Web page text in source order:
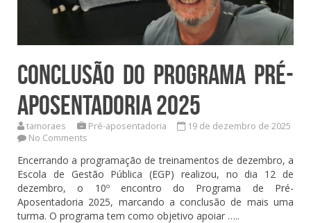
Conclusão do Programa Pré-
Aposentadoria 2025
tamoraes Pré-aposentadoria
19 de dezembro de 2025
No Comments
Encerrando a programação de treinamentos de dezembro, a
Escola de Gestão Pública (EGP) realizou, no dia 12 de
dezembro, o 10º encontro do Programa de Pré-
Aposentadoria 2025, marcando a conclusão de mais uma
turma. O programa tem como objetivo apoiar …..